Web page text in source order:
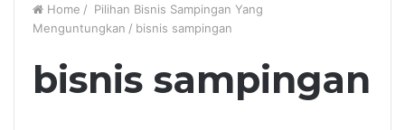
Home / Pilihan Bisnis Sampingan Yang
Menguntungkan / bisnis sampingan
bisnis sampingan